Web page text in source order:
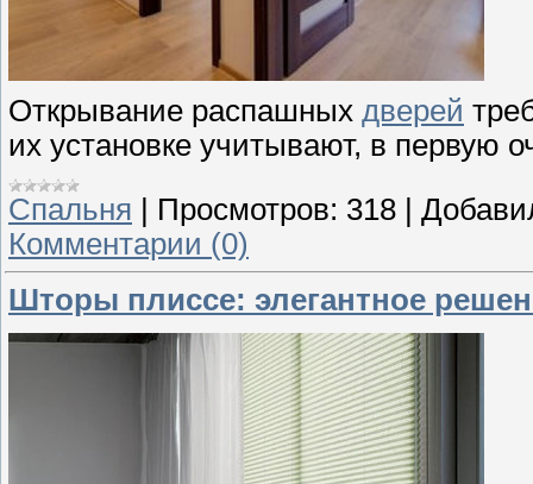
Открывание распашных дверей
их установке учитывают, в первую
Спальня | Просмотров: 318 |
Комментарии (0)
Шторы плиссе: элегантное